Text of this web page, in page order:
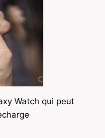
Watch qui peut